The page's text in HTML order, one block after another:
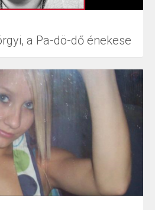
a Pa-dö-dő énekese